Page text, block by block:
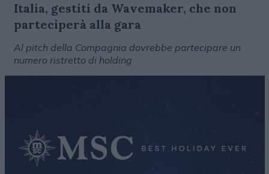
Italia, gestiti da Wavemaker, che non
parteciperà alla gara
Al pitch della Compagnia dovrebbe partecipare un
numero ristretto di holding